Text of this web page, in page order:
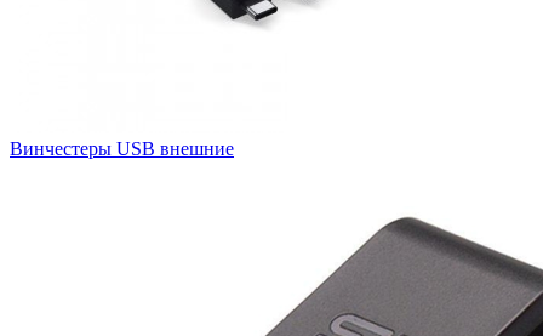
Винчестеры USB внешние